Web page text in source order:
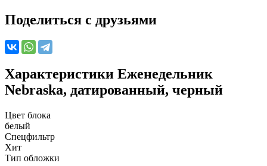
Поделиться с друзьями
Характеристики Еженедельник
Nebraska, датированный, черный
Цвет блока
белый
Спецфильтр
Хит
Тип обложки